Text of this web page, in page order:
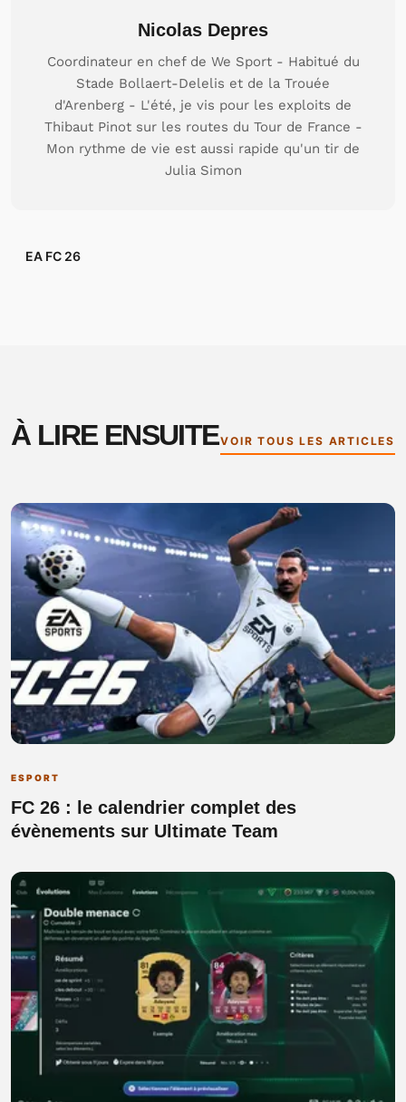
Nicolas Depres
Coordinateur en chef de We Sport - Habitué du
Stade Bollaert-Delelis et de la Trouée
d'Arenberg - L'été, je vis pour les exploits de
Thibaut Pinot sur les routes du Tour de France -
Mon rythme de vie est aussi rapide qu'un tir de
Julia Simon
EA FC 26
À LIRE ENSUITEVOIR TOUS LES ARTICLES
ESPORT
FC 26 : le calendrier complet des
évènements sur Ultimate Team